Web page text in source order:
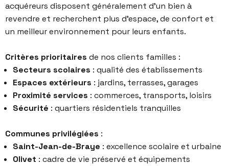
acquéreurs disposent généralement d’un bien à
revendre et recherchent plus d’espace, de confort et
un meilleur environnement pour leurs enfants.
Critères prioritaires de nos clients familles :
Secteurs scolaires : qualité des établissements
Espaces extérieurs : jardins, terrasses, garages
Proximité services : commerces, transports, loisirs
Sécurité : quartiers résidentiels tranquilles
Communes privilégiées :
Saint-Jean-de-Braye : excellence scolaire et urbaine
Olivet : cadre de vie préservé et équipements